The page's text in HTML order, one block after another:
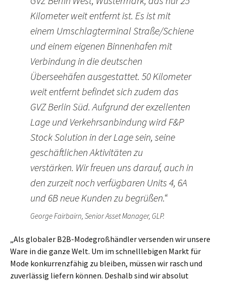
Kilometer weit entfernt ist. Es ist mit
einem Umschlagterminal Straße/Schiene
und einem eigenen Binnenhafen mit
Ver­bindung in die deutschen
Überseehäfen ausgestattet. 50 Kilometer
weit entfernt befindet sich zudem das
GVZ Berlin Süd. Aufgrund der exzellenten
Lage und Verkehrs­anbindung wird F&P
Stock Solution in der Lage sein, seine
geschäftlichen Aktivitäten zu
verstärken. Wir freuen uns darauf, auch in
den zurzeit noch verfügbaren Units 4, 6A
und 6B neue Kunden zu begrüßen.“
George Fairbairn, Senior Asset Manager, GLP.
„Als globaler B2B-Modegroßhändler versenden wir unsere
Ware in die ganze Welt. Um im schnelllebigen Markt für
Mode konkurrenzfähig zu bleiben, müssen wir rasch und
zuverlässig liefern können. Deshalb sind wir absolut